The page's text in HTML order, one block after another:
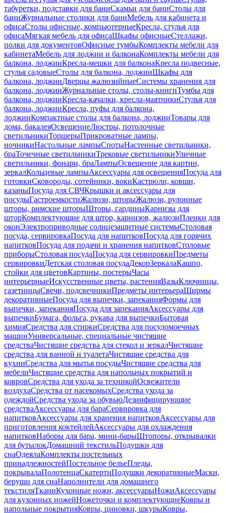
табуретки, подставки для баниСкамьи для баниСтолы для
баниЖурнальные столики для баниМебель для кабинета и
офисаСтолы офисные, компьютерныеКресла, стулья для
офисаМягкая мебель для офисаШкафы офисныеСтеллажи,
полки для документовОфисные тумбыКомплекты мебели для
кабинетаМебель для лоджии и балконаКомплекты мебели для
балкона, лоджииКресла-мешки для балконаКресла подвесные,
стулья садовыеСтолы для балкона, лоджииШкафы для
балкона, лоджииДверцы жалюзийныеСистемы хранения для
балкона, лоджииЖурнальные столы, столы-книгиТумбы для
балкона, лоджииКресла-качалки, кресла-маятникиСтулья для
балкона, лоджииКресла, пуфы для балкона,
лоджииКомпактные столы для балкона, лоджииТовары для
дома, бакалеяОсвещениеЛюстры, потолочные
светильникиТоршерыПрикроватные лампы,
ночникиНастольные лампыСпотыНастенные светильники,
браТочечные светильникиТрековые светильникиУличные
светильники, фонари, браЛампыОсвещение для картин,
зеркалКольцевые лампыАксессуары для освещенияПосуда для
готовкиСковороды, сотейники, вокиКастрюли, ковши,
казаныПосуда для СВЧКрышки и аксессуары для
посудыГастроемкостиЖалюзи, шторыЖалюзи, рулонные
шторы, римские шторыШторы, гардиныКарнизы для
шторКомплектующие для штор, карнизов, жалюзиПленки для
оконЭлектроприводные солнцезащитные системыСтоловая
посуда, сервировкаПосуда для напитковПосуда для горячих
напитковПосуда для подачи и хранения напитковСтоловые
приборыСтоловая посудаПосуда для сервировкиПредметы
сервировкиДетская столовая посудаДекорЗеркалаКашпо,
стойки для цветовКартины, постерыЧасы
интерьерныеИскусственные цветы, растенияВазыКлючницы,
газетницыСвечи, подсвечникиПредметы интерьераШирмы
декоративныеПосуда для выпечки, запеканияФормы для
выпечки, запеканияПосуда для запеканияАксессуары для
выпечкиБумага, фольга, рукава для выпечкиБытовая
химияСредства для стиркиСредства для посудомоечных
машинУниверсальные, специальные чистящие
средстваЧистящие средства для стекол и зеркалЧистящие
средства для ванной и туалетаЧистящие средства для
кухниСредства для мытья посудыЧистящие средства для
мебелиЧистящие средства для напольных покрытий и
ковровСредства для ухода за техникойОсвежители
воздухаСредства от насекомыхСредства ухода за
одеждойСредства ухода за обувьюДезинфицирующие
средстваАксессуары для бараСервировка для
напитковАксессуары для хранения напитковАксессуары для
приготовления коктейлейАксессуары для охлаждения
напитковНаборы для бара, мини-барыШтопоры, открывалки
для бутылокДомашний текстильПодушки для
снаОдеялаКомплекты постельных
принадлежностейПостельное бельеПледы,
покрывалаПолотенцаСкатертиПодушки декоративныеМаски,
беруши для снаНаполнители для домашнего
текстиляТканиКухонные ножи, аксессуарыНожиАксессуары
для кухонных ножейНожеточки и комплектующиеКовры и
напольные покрытияКовры, циновки, шкурыКовры,